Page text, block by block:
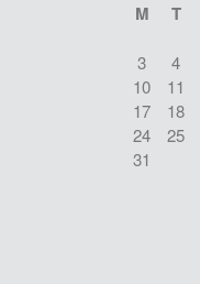
M T
3
4
10
11
17
18
24
25
31